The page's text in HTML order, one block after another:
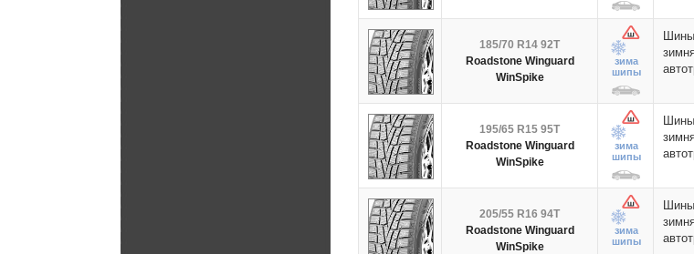
185/70 R14 92T
Roadstone Winguard
WinSpike
зима
шипы
195/65 R15 95T
Roadstone Winguard
WinSpike
зима
шипы
205/55 R16 94T
Roadstone Winguard
WinSpike
зима
шипы